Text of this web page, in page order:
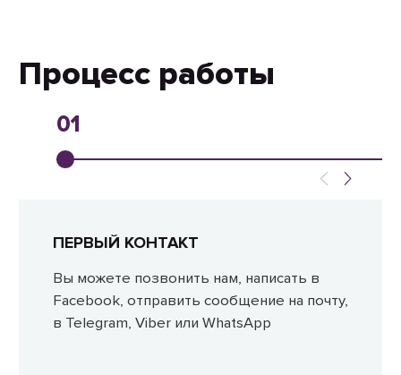
Процесс работы
01
ПЕРВЫЙ КОНТАКТ
Вы можете позвонить нам, написать в
Facebook, отправить сообщение на почту,
в Telegram, Viber или WhatsApp